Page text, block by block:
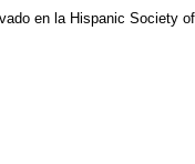
en la Hispanic